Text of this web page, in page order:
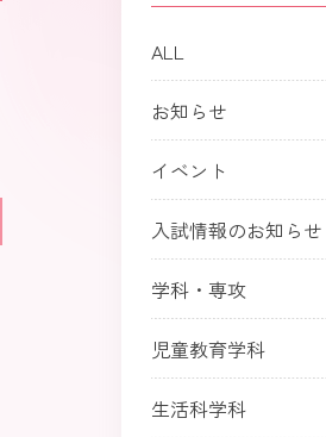
ALL
お知らせ
イベント
入試情報のお知らせ
学科・専攻
児童教育学科
生活科学科